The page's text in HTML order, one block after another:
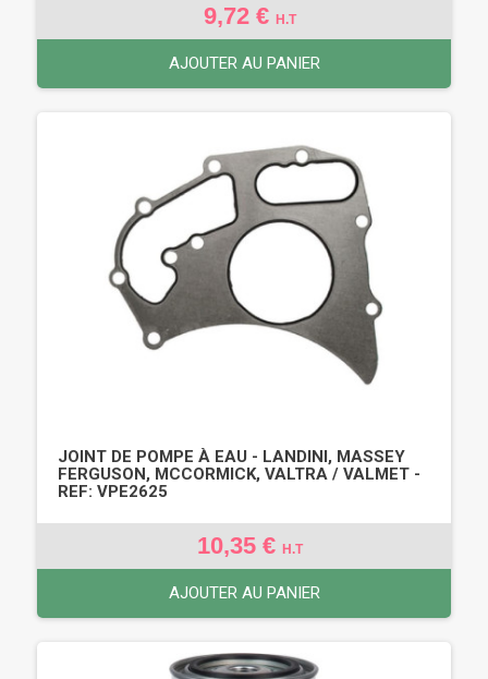
9,72 € H.T
AJOUTER AU PANIER
JOINT DE POMPE À EAU - LANDINI, MASSEY
FERGUSON, MCCORMICK, VALTRA / VALMET -
REF: VPE2625
10,35 € H.T
AJOUTER AU PANIER